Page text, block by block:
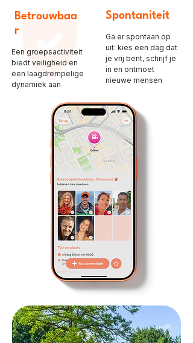
Betrouwbaa
r
Een groepsactiviteit
biedt veiligheid en
een laagdrempelige
dynamiek aan
Spontaniteit
Ga er spontaan op
uit: kies een dag dat
je vrij bent, schrijf je
in en ontmoet
nieuwe mensen